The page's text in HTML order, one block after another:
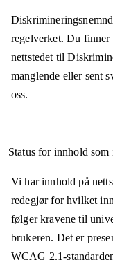
regelverket. Du
nettstedet til
manglende eller sent
oss.
Status for innhold
Vi har innhold på
redegjør for hvilket
følger kravene til
brukeren. Det er
WCAG 2.1-